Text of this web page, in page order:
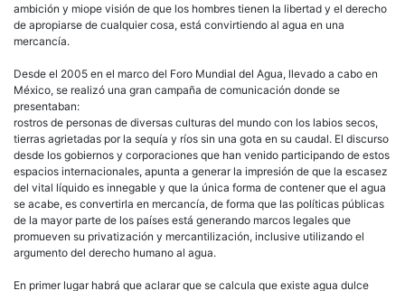
ambición y miope visión de que los hombres tienen la libertad y el derecho
de apropiarse de cualquier cosa, está convirtiendo al agua en una
mercancía.
Desde el 2005 en el marco del Foro Mundial del Agua, llevado a cabo en
México, se realizó una gran campaña de comunicación donde se
presentaban:
rostros de personas de diversas culturas del mundo con los labios secos,
tierras agrietadas por la sequía y ríos sin una gota en su caudal. El discurso
desde los gobiernos y corporaciones que han venido participando de estos
espacios internacionales, apunta a generar la impresión de que la escasez
del vital líquido es innegable y que la única forma de contener que el agua
se acabe, es convertirla en mercancía, de forma que las políticas públicas
de la mayor parte de los países está generando marcos legales que
promueven su privatización y mercantilización, inclusive utilizando el
argumento del derecho humano al agua.
En primer lugar habrá que aclarar que se calcula que existe agua dulce